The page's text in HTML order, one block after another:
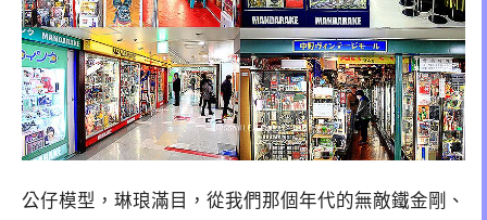
公仔模型，琳琅滿目，從我們那個年代的無敵鐵金剛、